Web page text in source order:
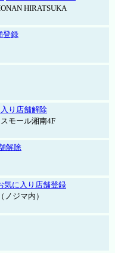
HIRATSUKA
登録
り店舗解除
モール湘南4F
解除
気に入り店舗登録
ジマ内）